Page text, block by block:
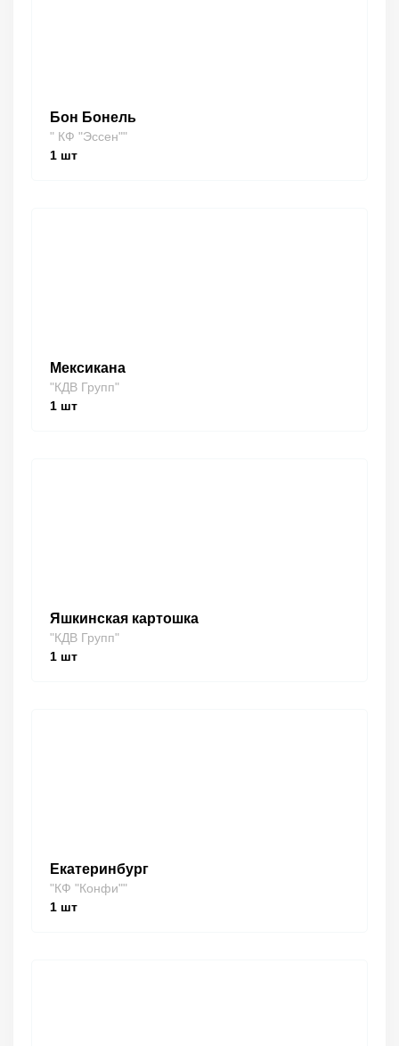
Бон Бонель
" КФ "Эссен""
1 шт
Мексикана
"КДВ Групп"
1 шт
Яшкинская картошка
"КДВ Групп"
1 шт
Екатеринбург
"КФ "Конфи""
1 шт